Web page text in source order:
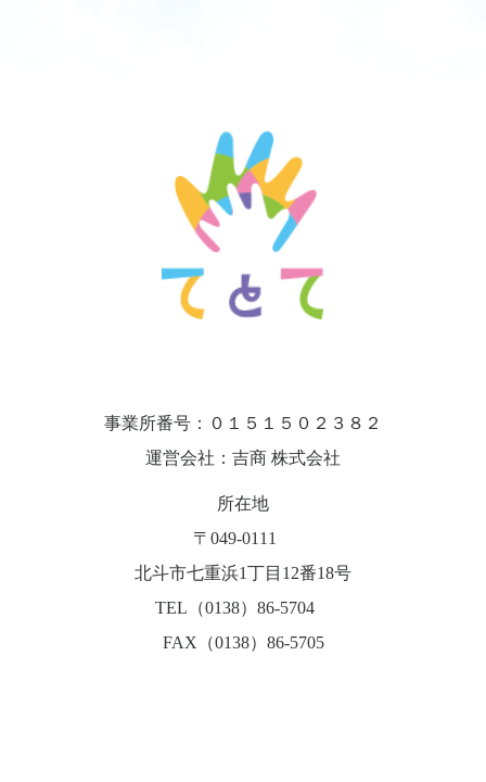
事業所番号：０１５１５０２３８２
運営会社：吉商 株式会社
所在地
〒049-0111
北斗市七重浜1丁目12番18号
TEL（0138）86-5704
FAX（0138）86-5705